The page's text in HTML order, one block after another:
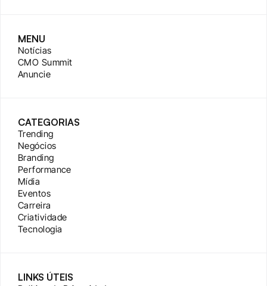
MENU
Notícias
CMO Summit
Anuncie
CATEGORIAS
Trending
Negócios
Branding
Performance
Mídia
Eventos
Carreira
Criatividade
Tecnologia
LINKS ÚTEIS